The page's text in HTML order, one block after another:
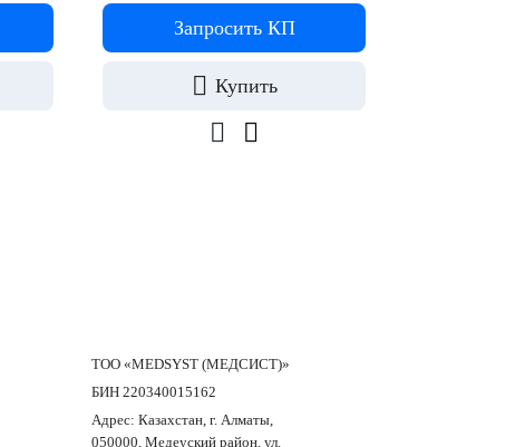
Запросить КП
Купить
ТОО «MEDSYST (МЕДСИСТ)»
БИН 220340015162
Адрес: Казахстан, г. Алматы,
050000, Медеуский район, ул.